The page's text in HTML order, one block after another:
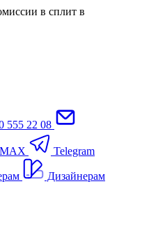
в сплит в
555 22 08
MAX Telegram
Дизайнерам